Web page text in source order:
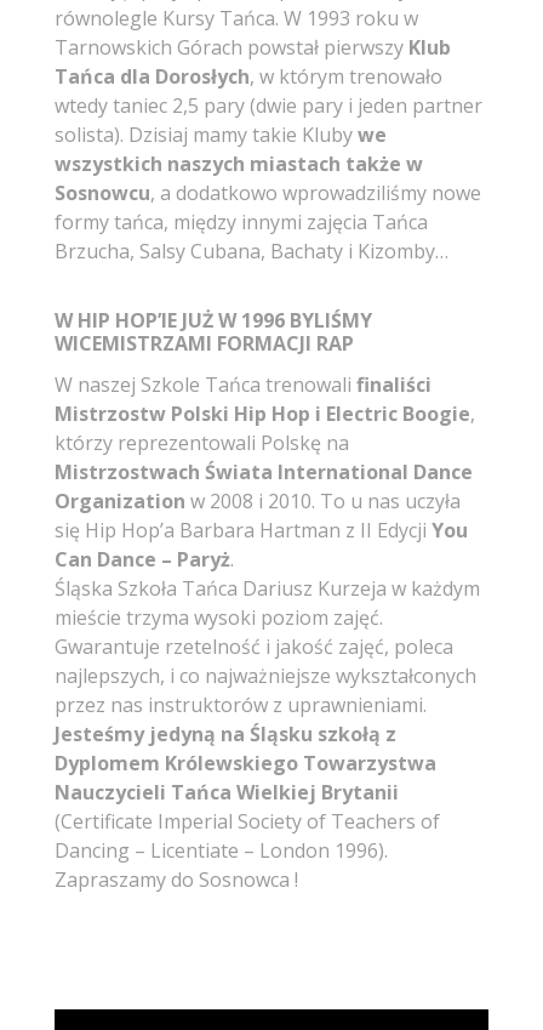
równolegle Kursy Tańca. W 1993 roku w
Tarnowskich Górach powstał pierwszy Klub
Tańca dla Dorosłych, w którym trenowało
wtedy taniec 2,5 pary (dwie pary i jeden partner
solista). Dzisiaj mamy takie Klubywe
wszystkich naszych miastach także w
Sosnowcu, a dodatkowo wprowadziliśmy nowe
formy tańca, między innymi zajęcia Tańca
Brzucha, Salsy Cubana, Bachaty i Kizomby…
W HIP HOP’IE JUŻ W 1996 BYLIŚMY
WICEMISTRZAMI FORMACJI RAP
W naszej Szkole Tańca trenowali finaliści
Mistrzostw Polski Hip Hop i Electric Boogie,
którzy reprezentowali Polskę na
Mistrzostwach Świata International Dance
Organization w 2008 i 2010. To u nas uczyła
się Hip Hop’a Barbara Hartman z II Edycji You
Can Dance – Paryż.
Śląska Szkoła Tańca Dariusz Kurzeja w każdym
mieście trzyma wysoki poziom zajęć.
Gwarantuje rzetelność i jakość zajęć, poleca
najlepszych, i co najważniejsze wykształconych
przez nas instruktorów z uprawnieniami.
Jesteśmy jedyną na Śląsku szkołą z
Dyplomem Królewskiego Towarzystwa
Nauczycieli Tańca Wielkiej Brytanii
(Certificate Imperial Society of Teachers of
Dancing – Licentiate – London 1996).
Zapraszamy do Sosnowca !